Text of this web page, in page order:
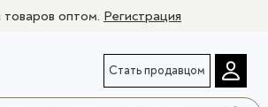
товаров оптом. Регистрация
Стать продавцом